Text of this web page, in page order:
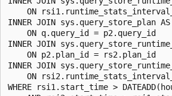
ON
INNER JOIN sys.query_store_plan
    ON q.query_id = p2.query_id
INNER JOIN
    ON p2.plan_id = rs2.plan_id
INNER JOIN
ON
WHERE rsi1.start_time >